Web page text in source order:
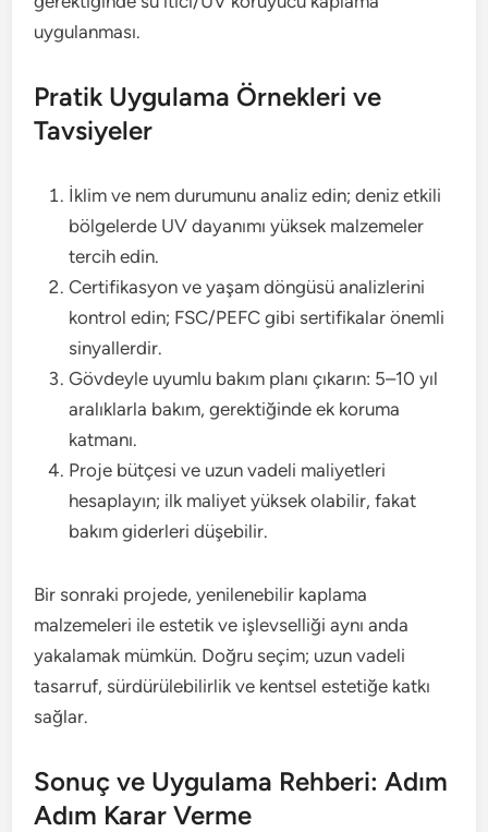
uygulanması.
Pratik Uygulama Örnekleri ve
Tavsiyeler
İklim ve nem durumunu analiz edin; deniz etkili
bölgelerde UV dayanımı yüksek malzemeler
tercih edin.
Certifikasyon ve yaşam döngüsü analizlerini
kontrol edin; FSC/PEFC gibi sertifikalar önemli
sinyallerdir.
Gövdeyle uyumlu bakım planı çıkarın: 5–10 yıl
aralıklarla bakım, gerektiğinde ek koruma
katmanı.
Proje bütçesi ve uzun vadeli maliyetleri
hesaplayın; ilk maliyet yüksek olabilir, fakat
bakım giderleri düşebilir.
Bir sonraki projede, yenilenebilir kaplama
malzemeleri ile estetik ve işlevselliği aynı anda
yakalamak mümkün. Doğru seçim; uzun vadeli
tasarruf, sürdürülebilirlik ve kentsel estetiğe katkı
sağlar.
Sonuç ve Uygulama Rehberi: Adım
Adım Karar Verme